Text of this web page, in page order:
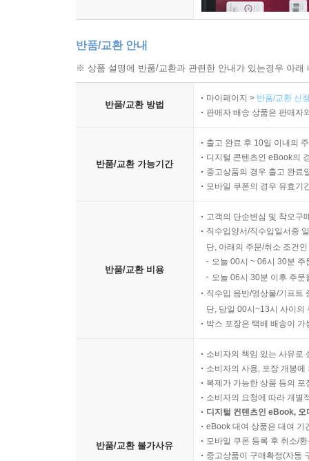
반품/교환 안내
※ 상품 설명에 반품/교환과 관련한 안내가 있는경우 아
반품/교환 방법
마이페이지 > 반품/교환 신
판매자 배송 상품은 판매자
반품/교환 가능기간
출고 완료 후 10일 이내의
디지털 콘텐츠인 eBook의
중고상품의 경우 출고 완료
모바일 쿠폰의 경우 유효기
반품/교환 비용
고객의 단순변심 및 착오구
직수입양서/직수입일서중
단, 아래의 주문/취소 조건
오늘 00시 ~ 06시 30분
오늘 06시 30분 이후 주
직수입 음반/영상물/기프트
단, 당일 00시~13시 사이의
박스 포장은 택배 배송이
반품/교환 불가사유
소비자의 책임 있는 사유로
소비자의 사용, 포장 개봉
복제가 가능한 상품 등의
소비자의 요청에 따라 개별
디지털 컨텐츠인 eBook,
eBook 대여 상품은 대여 기
모바일 쿠폰 등록 후 취소/
중고상품이 구매확정(자동